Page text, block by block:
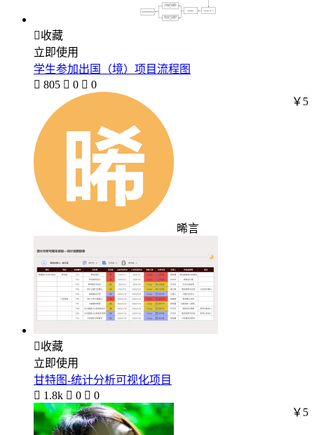
收藏
立即使用
学生参加出国（境）项目流程图
 805  0  0
晞言
￥5
收藏
立即使用
甘特图-统计分析可视化项目
 1.8k  0  0
￥5